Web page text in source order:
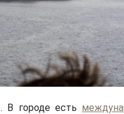
В городе есть